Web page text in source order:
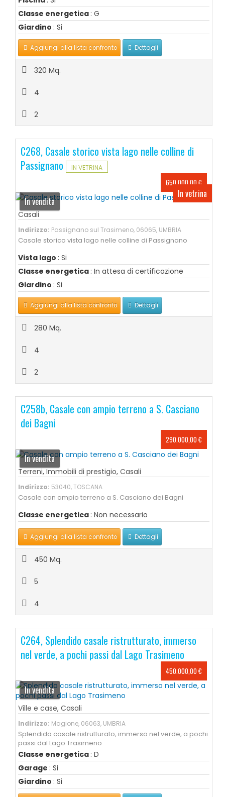
Classe energetica : G
Giardino : Si
Aggiungi alla lista confronto Dettagli
320 Mq.
4
2
C268, Casale storico vista lago nelle colline di
Passignano
IN VETRINA
650.000,00 €
In vetrina
In vendita
Casali
Indirizzo: Passignano sul Trasimeno, 06065, UMBRIA
Casale storico vista lago nelle colline di Passignano
Vista lago : Si
Classe energetica : In attesa di certificazione
Giardino : Si
Aggiungi alla lista confronto Dettagli
280 Mq.
4
2
C258b, Casale con ampio terreno a S. Casciano
dei Bagni
290.000,00 €
In vendita
Terreni,Immobili di prestigio, Casali
Indirizzo: 53040, TOSCANA
Casale con ampio terreno a S. Casciano dei Bagni
Classe energetica : Non necessario
Aggiungi alla lista confronto Dettagli
450 Mq.
5
4
C264, Splendido casale ristrutturato, immerso
nel verde, a pochi passi dal Lago Trasimeno
450.000,00 €
In vendita
Ville e case, Casali
Indirizzo: Magione, 06063, UMBRIA
Splendido casale ristrutturato, immerso nel verde, a pochi
passi dal Lago Trasimeno
Classe energetica : D
Garage : Si
Giardino : Si